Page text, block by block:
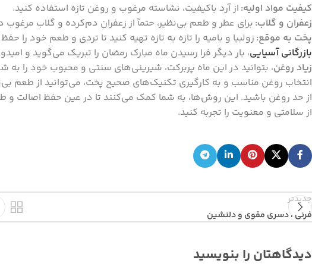
کیفیت مواد اولیه: از آرد باکیفیت، نشاسته مرغوب و روغن تازه استفاده کنید.
زعفران و گلاب: برای عطر و طعم بی‌نظیر، حتماً از زعفران دم‌کرده و گلاب مرغوب
پخت به موقع: زولبیا و بامیه را تازه به تازه تهیه کنید تا تردی و طعم خود را
بازرگانی آسیایی، بار دیگر فرا رسیدن ماه مبارک رمضان را تبریک می‌گوید و
زیاد روغن، بتوانید در این ماه پربرکت، شیرینی‌های سنتی و محبوب خود را به
انتخاب روغن مناسب و به کارگیری تکنیک‌های صحیح پخت، می‌توانید از طعم
از حد روغن باشید. این روش‌ها، به شما کمک می‌کنند تا در عین حفظ اصالت و
از سلامتی و معنویت را تجربه کنید.
جدیدتر
فرنی ، دسری مقوی و دلنشین
دیدگاهتان را بنویسید